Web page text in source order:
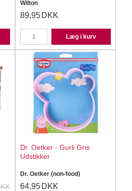
Wilton
89,95 DKK
Læg i kurv
Dr. Oetker - Gurli Gris
Udstikker
Dr. Oetker (non-food)
64,95 DKK